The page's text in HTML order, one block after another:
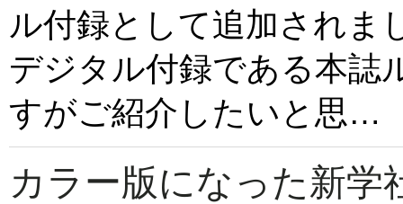
ル付録として追加されま
デジタル付録である本誌
すがご紹介したいと思…
カラー版になった新学